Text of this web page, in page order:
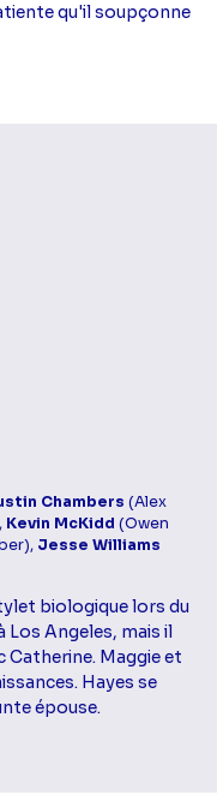
qu'il soupçonne
fiche diffusion
Chambers (Alex
Kevin McKidd (Owen
Jesse Williams
biologique lors du
Angeles, mais il
Maggie et
Hayes se
épouse.
fiche diffusion